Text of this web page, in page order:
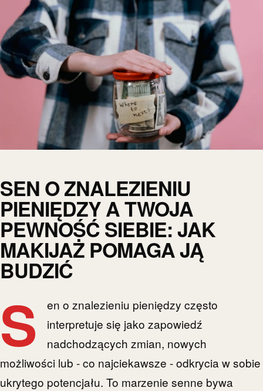
SEN O ZNALEZIENIU
PIENIĘDZY A TWOJA
PEWNOŚĆ SIEBIE: JAK
MAKIJAŻ POMAGA JĄ
BUDZIĆ
S
en o znalezieniu pieniędzy często
interpretuje się jako zapowiedź
nadchodzących zmian, nowych
możliwości lub - co najciekawsze - odkrycia w sobie
ukrytego potencjału. To marzenie senne bywa